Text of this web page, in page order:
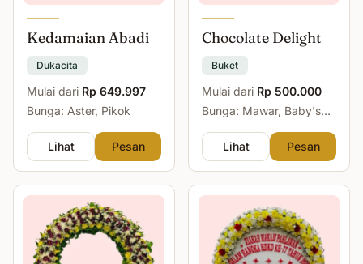
Kedamaian Abadi
Dukacita
Mulai dari Rp 649.997
Bunga: Aster, Pikok
Lihat Pesan
Chocolate Delight
Buket
Mulai dari Rp 500.000
Bunga: Mawar, Baby's
Lihat
Pesan